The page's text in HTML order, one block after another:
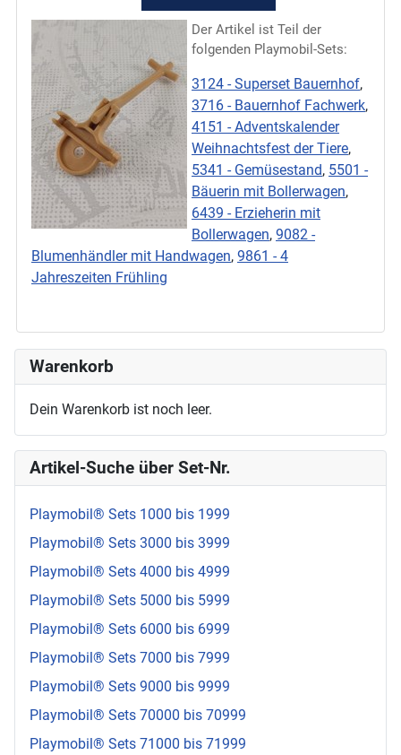
Der Artikel ist Teil der
folgenden Playmobil-Sets:
3124 - Superset Bauernhof,
3716 - Bauernhof Fachwerk,
4151 - Adventskalender
Weihnachtsfest der Tiere,
5341 - Gemüsestand, 5501 -
Bäuerin mit Bollerwagen,
6439 - Erzieherin mit
Bollerwagen, 9082 -
Blumenhändler mit Handwagen, 9861 - 4
Jahreszeiten Frühling
Warenkorb
Dein Warenkorb ist noch leer.
Artikel-Suche über Set-Nr.
Playmobil® Sets 1000 bis 1999
Playmobil® Sets 3000 bis 3999
Playmobil® Sets 4000 bis 4999
Playmobil® Sets 5000 bis 5999
Playmobil® Sets 6000 bis 6999
Playmobil® Sets 7000 bis 7999
Playmobil® Sets 9000 bis 9999
Playmobil® Sets 70000 bis 70999
Playmobil® Sets 71000 bis 71999